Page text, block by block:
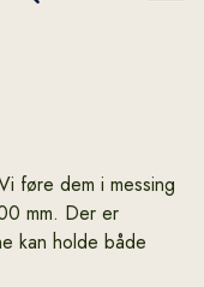
føre dem i messing
mm. Der er
kan holde både